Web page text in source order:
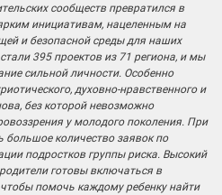
сообществ превратился в
инициативам, нацеленным на
и безопасной среды для наших
395 проектов из 71 региона, и мы
сильной личности. Особенно
духовно-нравственного и
без которой невозможно
у молодого поколения. При
большое количество заявок по
подростков группы риска. Высокий
готовы включаться в
помочь каждому ребенку найти